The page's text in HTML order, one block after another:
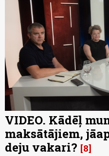
VIDEO. Kādēļ
maksātājiem,
deju vakari? 8